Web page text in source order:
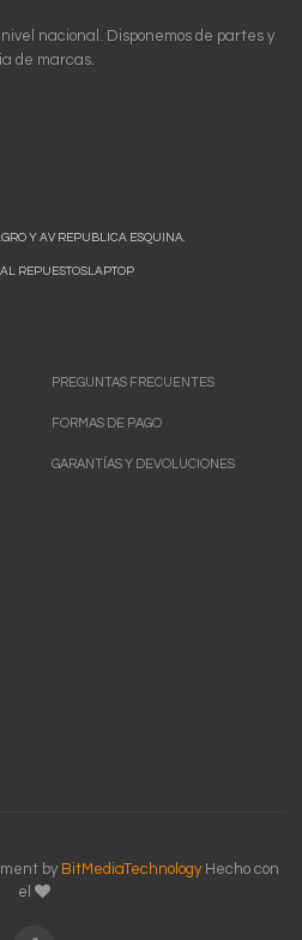
nacional. Disponemos de partes y
de marcas.
Y AV REPUBLICA ESQUINA.
REPUESTOSLAPTOP
PREGUNTAS FRECUENTES
FORMAS DE PAGO
GARANTÍAS Y DEVOLUCIONES
by BitMediaTechnologyHecho con
el